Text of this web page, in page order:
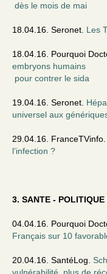
dès le mois de mai
18.04.16. Seronet. Les
18.04.16. Pourquoi
embryons humains
pour contrer le sida
19.04.16. Seronet.
universel aux
29.04.16. FranceTVinfo.
l’infection ?
3. SANTE -
04.04.16. Pourquoi
Français sur 10
20.04.16. SantéLog.